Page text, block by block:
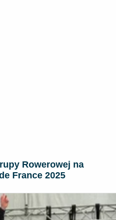
Rowerowej na
France 2025